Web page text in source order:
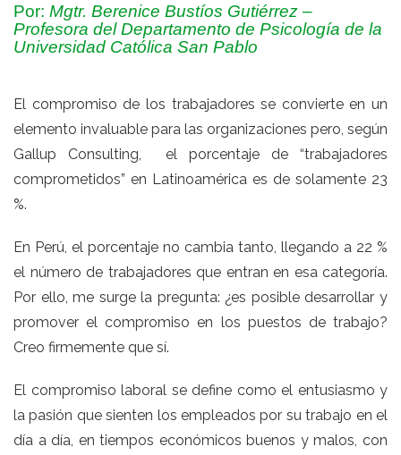
Por: Mgtr. Berenice Bustíos Gutiérrez –
Profesora del Departamento de Psicología de la
Universidad Católica San Pablo
El compromiso de los trabajadores se convierte en un
elemento invaluable para las organizaciones pero, según
Gallup Consulting, el porcentaje de “trabajadores
comprometidos” en Latinoamérica es de solamente 23
%.
En Perú, el porcentaje no cambia tanto, llegando a 22 %
el número de trabajadores que entran en esa categoría.
Por ello, me surge la pregunta: ¿es posible desarrollar y
promover el compromiso en los puestos de trabajo?
Creo firmemente que sí.
El compromiso laboral se define como el entusiasmo y
la pasión que sienten los empleados por su trabajo en el
día a día, en tiempos económicos buenos y malos, con